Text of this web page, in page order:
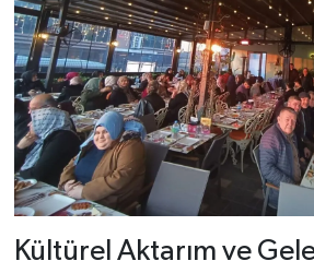
Kültürel Aktarım ve